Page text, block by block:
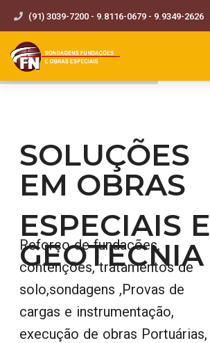
(91) 3039-7200 - 9.8116-0679 - 9.9349-2626
SOLUÇÕES
EM OBRAS
ESPECIAIS E
GEOTECNIA
Reforço de fundações,
contenções, tratamentos de
solo,sondagens ,Provas de
cargas e instrumentação,
execução de obras Portuárias,